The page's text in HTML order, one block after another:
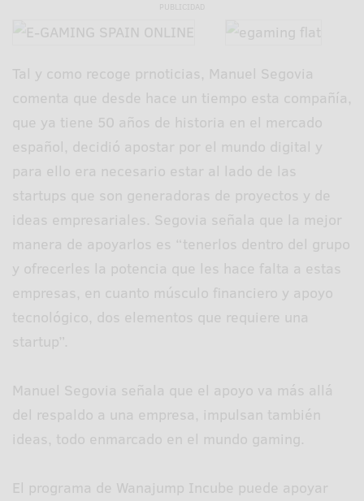
PUBLICIDAD
Tal y como recoge prnoticias, Manuel Segovia
comenta que desde hace un tiempo esta compañía,
que ya tiene 50 años de historia en el mercado
español, decidió apostar por el mundo digital y
para ello era necesario estar al lado de las
startups que son generadoras de proyectos y de
ideas empresariales. Segovia señala que la mejor
manera de apoyarlos es “tenerlos dentro del grupo
y ofrecerles la potencia que les hace falta a estas
empresas, en cuanto músculo financiero y apoyo
tecnológico, dos elementos que requiere una
startup”.
Manuel Segovia señala que el apoyo va más allá
del respaldo a una empresa, impulsan también
ideas, todo enmarcado en el mundo gaming.
El programa de Wanajump Incube puede apoyar